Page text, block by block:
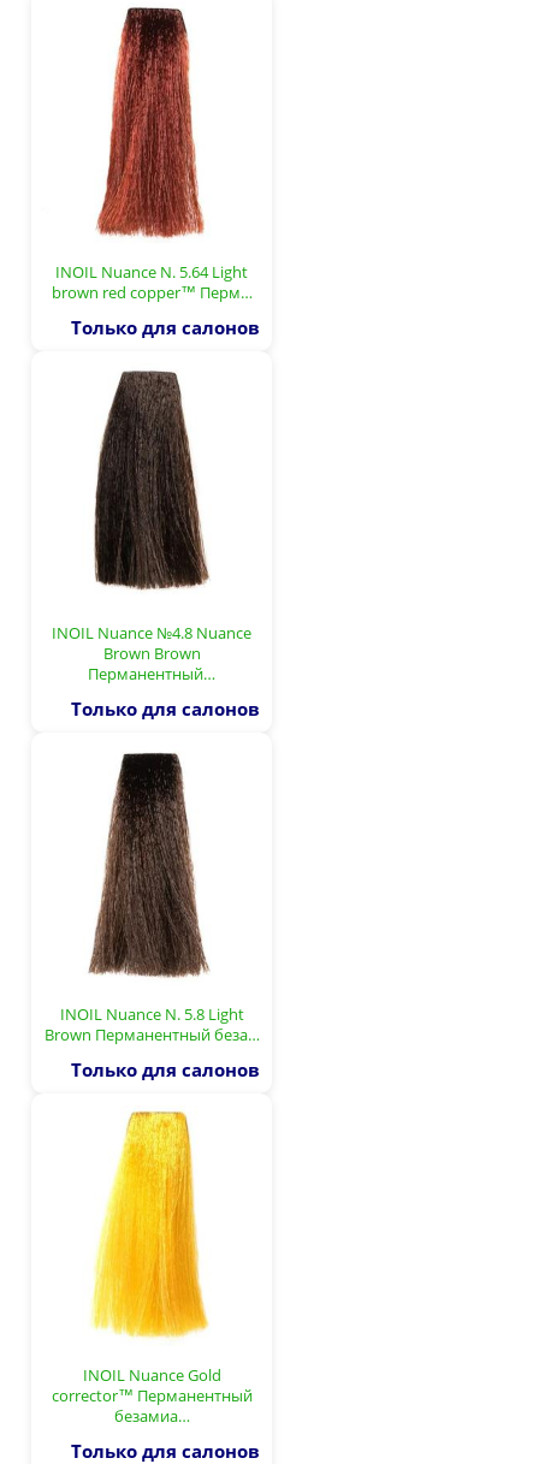
INOIL Nuance N. 5.64 Light
brown red copper™ Перм…
Только для салонов
INOIL Nuance №4.8 Nuance
Brown Brown
Перманентный…
Только для салонов
INOIL Nuance N. 5.8 Light
Brown Перманентный беза…
Только для салонов
INOIL Nuance Gold
corrector™ Перманентный
безамиа…
Только для салонов